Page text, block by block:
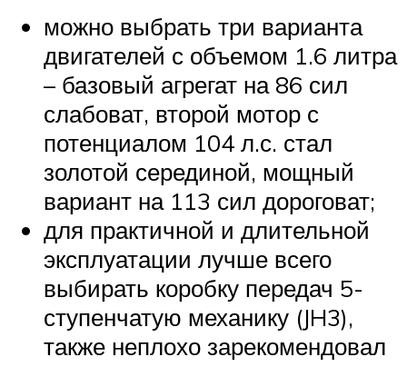
можно выбрать три варианта
двигателей с объемом 1.6 литра
– базовый агрегат на 86 сил
слабоват, второй мотор с
потенциалом 104 л.с. стал
золотой серединой, мощный
вариант на 113 сил дороговат;
для практичной и длительной
эксплуатации лучше всего
выбирать коробку передач 5-
ступенчатую механику (JH3),
также неплохо зарекомендовал